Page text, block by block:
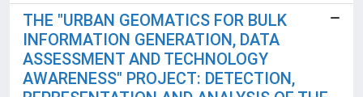
THE "URBAN GEOMATICS FOR BULK
INFORMATION GENERATION, DATA
ASSESSMENT AND TECHNOLOGY
AWARENESS" PROJECT: DETECTION,